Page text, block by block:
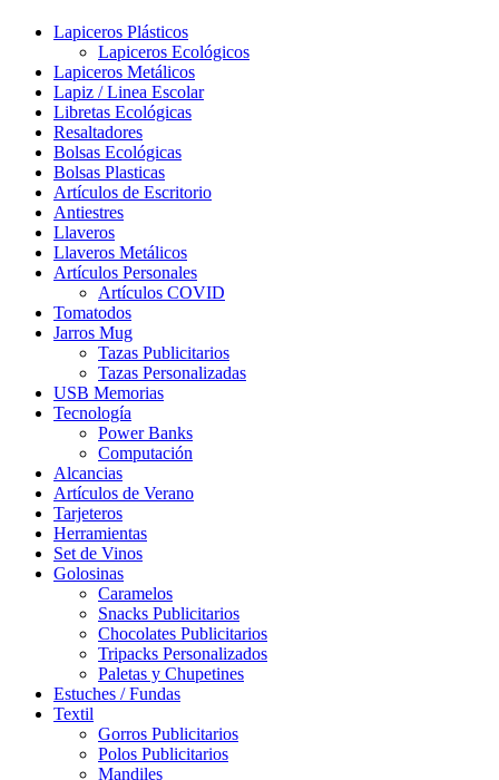
Lapiceros Plásticos
Lapiceros Ecológicos
Lapiceros Metálicos
Lapiz / Linea Escolar
Libretas Ecológicas
Resaltadores
Bolsas Ecológicas
Bolsas Plasticas
Artículos de Escritorio
Antiestres
Llaveros
Llaveros Metálicos
Artículos Personales
Artículos COVID
Tomatodos
Jarros Mug
Tazas Publicitarios
Tazas Personalizadas
USB Memorias
Tecnología
Power Banks
Computación
Alcancias
Artículos de Verano
Tarjeteros
Herramientas
Set de Vinos
Golosinas
Caramelos
Snacks Publicitarios
Chocolates Publicitarios
Tripacks Personalizados
Paletas y Chupetines
Estuches / Fundas
Textil
Gorros Publicitarios
Polos Publicitarios
Mandiles